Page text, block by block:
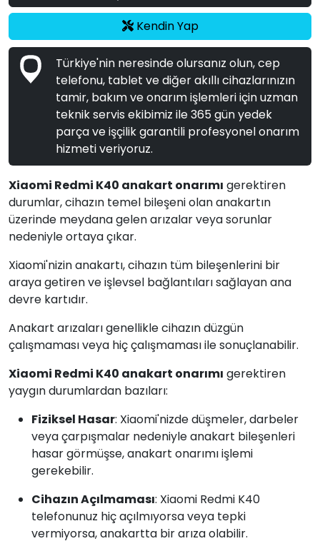
Kendin Yap
Türkiye'nin neresinde olursanız olun, cep
telefonu, tablet ve diğer akıllı cihazlarınızın
tamir, bakım ve onarım işlemleri için uzman
teknik servis ekibimiz ile 365 gün yedek
parça ve işçilik garantili profesyonel onarım
hizmeti veriyoruz.
Xiaomi Redmi K40 anakart onarımı gerektiren
durumlar, cihazın temel bileşeni olan anakartın
üzerinde meydana gelen arızalar veya sorunlar
nedeniyle ortaya çıkar.
Xiaomi'nizin anakartı, cihazın tüm bileşenlerini bir
araya getiren ve işlevsel bağlantıları sağlayan ana
devre kartıdır.
Anakart arızaları genellikle cihazın düzgün
çalışmaması veya hiç çalışmaması ile sonuçlanabilir.
Xiaomi Redmi K40 anakart onarımı gerektiren
yaygın durumlardan bazıları:
Fiziksel Hasar: Xiaomi'nizde düşmeler, darbeler
veya çarpışmalar nedeniyle anakart bileşenleri
hasar görmüşse, anakart onarımı işlemi
gerekebilir.
Cihazın Açılmaması: Xiaomi Redmi K40
telefonunuz hiç açılmıyorsa veya tepki
vermiyorsa, anakartta bir arıza olabilir.